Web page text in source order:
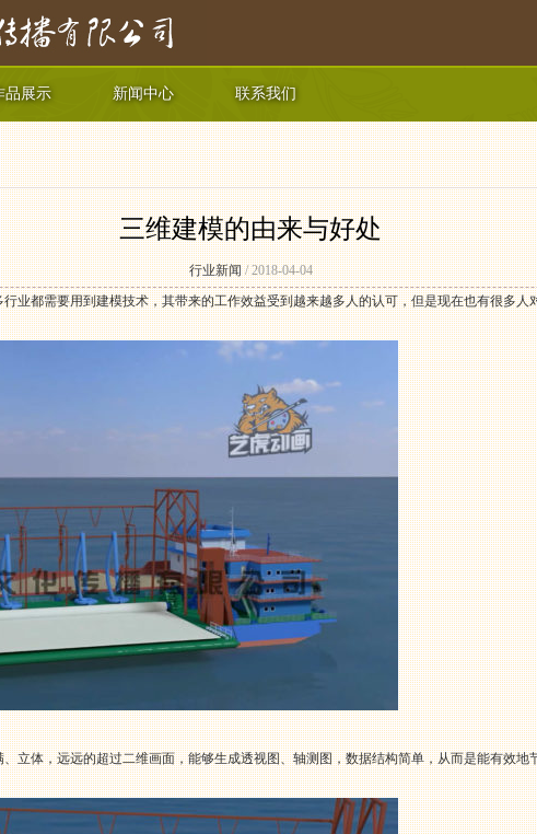
品展示 新闻中心 联系我们
三维建模的由来与好处
行业新闻/ 2018-04-04
业都需要用到建模技术，其带来的工作效益受到越来越多人的认可，但是现在也有很多人
立体，远远的超过二维画面，能够生成透视图、轴测图，数据结构简单，从而是能有效地